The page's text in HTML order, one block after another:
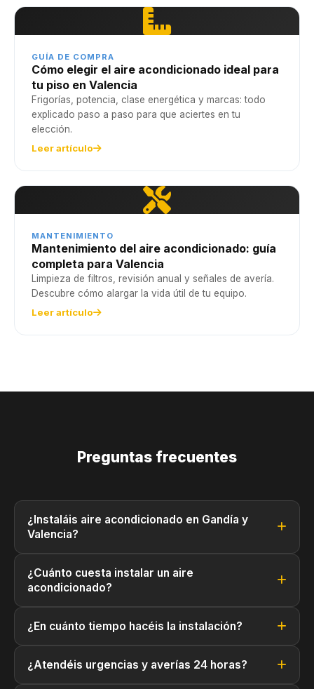
GUÍA DE COMPRA
Cómo elegir el aire acondicionado ideal para
tu piso en Valencia
Frigorías, potencia, clase energética y marcas: todo
explicado paso a paso para que aciertes en tu
elección.
Leer artículo
MANTENIMIENTO
Mantenimiento del aire acondicionado: guía
completa para Valencia
Limpieza de filtros, revisión anual y señales de avería.
Descubre cómo alargar la vida útil de tu equipo.
Leer artículo
Preguntas frecuentes
¿Instaláis aire acondicionado en Gandía y
Valencia?
¿Cuánto cuesta instalar un aire
acondicionado?
¿En cuánto tiempo hacéis la instalación?
¿Atendéis urgencias y averías 24 horas?